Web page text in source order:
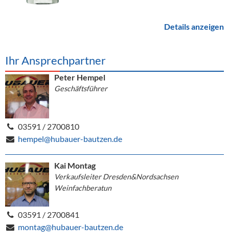
Details anzeigen
Ihr Ansprechpartner
Peter Hempel
Geschäftsführer
03591 / 2700810
hempel@hubauer-bautzen.de
Kai Montag
Verkaufsleiter Dresden&Nordsachsen
Weinfachberatun
03591 / 2700841
montag@hubauer-bautzen.de